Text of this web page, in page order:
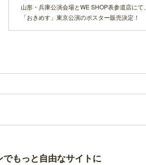
山形・兵庫公演会場とWE SHOP表参道店にて、
「おきめす」東京公演のポスター販売決定！
もっと自由なサイトに